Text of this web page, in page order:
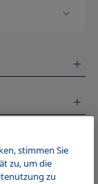
stimmen Sie
zu, um die
zu